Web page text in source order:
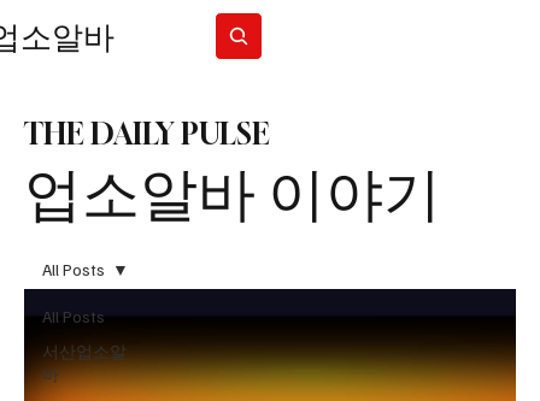
소알바
업소알바 이야기
THE DAILY PULSE
All Posts
서산업소알
바
All Posts